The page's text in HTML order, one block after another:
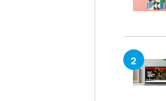
2